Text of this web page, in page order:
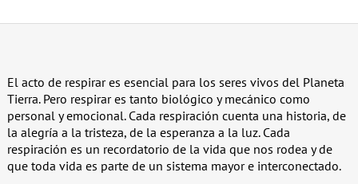
El acto de respirar es esencial para los seres vivos del Planeta
Tierra. Pero respirar es tanto biológico y mecánico como
personal y emocional. Cada respiración cuenta una historia, de
la alegría a la tristeza, de la esperanza a la luz. Cada
respiración es un recordatorio de la vida que nos rodea y de
que toda vida es parte de un sistema mayor e interconectado.